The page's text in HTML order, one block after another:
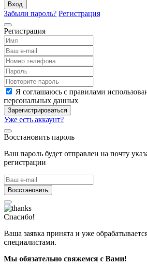
Вход
Забыли пароль? Регистрация
Регистрация
Я соглашаюсь с правилами
персональных данных
Зарегистрироваться
Уже есть аккаунт?
Восстановить пароль
Ваш пароль будет отправлен на почту
регистрации
Восстановить
Спасибо!
Ваша заявка принята и уже
специалистами.
Мы обязательно свяжемся с Вами!